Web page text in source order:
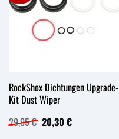
RockShox Dichtungen Upgrade-
Kit Dust Wiper
29,95€ Ursprünglicher
Preis
20,30 €Aktueller
Preis